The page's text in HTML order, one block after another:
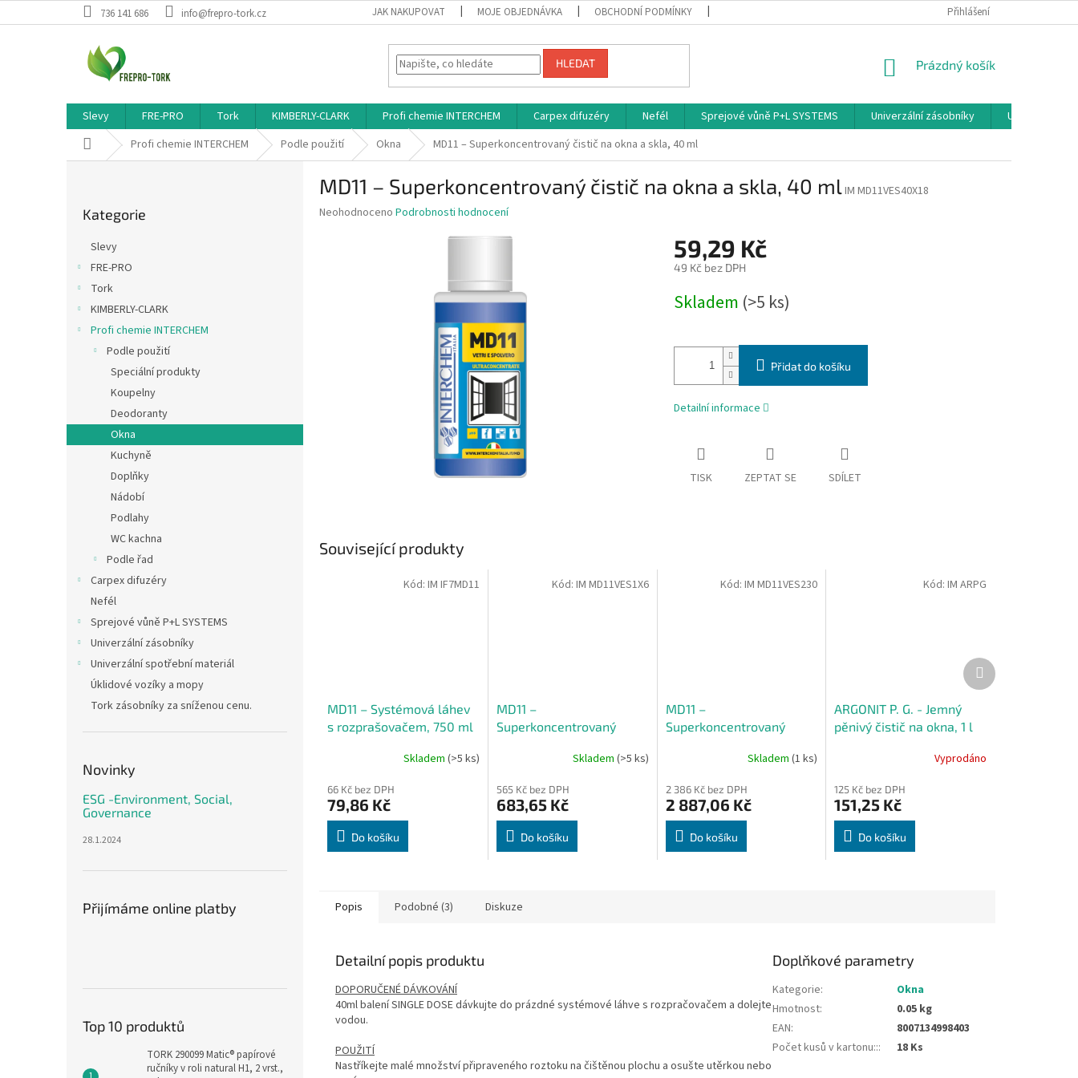
na
736 141 686 info@frepro-tork.cz JAK NAKUPOVAT MOJE OBJEDNÁVKA OBCHODNÍ PODMÍNKY Přihlášení
HLEDAT
NÁKUPNÍ
Prázdný košík
Slevy FRE-PRO Tork KIMBERLY-CLARK Profi chemie INTERCHEM Carpex difuzéry Nefél Sprejové vůně P+L SYSTEMS Univerzální zásobníky
Univerzální
Domů Profi chemie INTERCHEM Podle použití Okna MD11 – Superkoncentrovaný čistič na okna a skla, 40 ml
kategorie
Kategorie
Slevy
FRE-PRO
Tork
KIMBERLY-CLARK
Profi chemie INTERCHEM
Podle použití
Speciální produkty
Koupelny
Deodoranty
Okna
Kuchyně
Doplňky
Nádobí
Podlahy
WC kachna
Podle řad
Carpex difuzéry
Nefél
Sprejové vůně P+L SYSTEMS
Univerzální zásobníky
Univerzální spotřební materiál
Úklidové vozíky a mopy
Tork zásobníky za sníženou cenu.
Novinky
ESG -Environment, Social,
Governance
28.1.2024
Přijímáme online platby
Top 10 produktů
TORK 290099 Matic® papírové
ručníky v roli natural H1, 2 vrst.,
MD11 – Superkoncentrovaný čistič na okna a skla, 40 mlIM MD11VES40X18
Průměrné
Neohodnoceno Podrobnosti hodnocení
59,29 Kč
49 Kč bez DPH
cena:
Skladem (>5 ks)
Přidat do košíku
Detailní informace
TISK ZEPTAT SE SDÍLET
Související produkty
MD11 – Systémová láhev
s rozprašovačem, 750 ml
Skladem (>5 ks)
66 Kč bez DPH
79,86 Kč
Do košíku
Kód: IM IF7MD11
MD11 –
Superkoncentrovaný
Skladem (>5 ks)
565 Kč bez DPH
683,65 Kč
Do košíku
Kód: IM MD11VES1X6
MD11 –
Superkoncentrovaný
Skladem(1 ks)
2 386 Kč bez DPH
2 887,06 Kč
Do košíku
Kód:IM MD11VES230
ARGONIT P. G. - Jemný
pěnivý čistič na okna, 1 l
Vyprodáno
125 Kč bez DPH
151,25 Kč
Do košíku
Kód: IM ARPG
Další
produkt
Popis Podobné (3) Diskuze
Detailní popis produktu
DOPORUČENÉ DÁVKOVÁNÍ
40ml balení SINGLE DOSE dávkujte do prázdné systémové láhve s rozpračovačem a dolejte
vodou.
POUŽITÍ
Nastříkejte malé množství připraveného roztoku na čištěnou plochu a osušte utěrkou nebo
Doplňkové parametry
Kategorie:
Okna
Hmotnost:
0.05 kg
EAN:
8007134998403
Počet kusů v kartonu::: 18 Ks